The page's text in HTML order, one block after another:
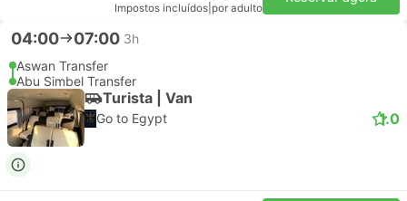
Impostos incluídos por adulto
04:00 07:00 3h
Aswan Transfer
Abu Simbel Transfer
Turista | Van
Go to Egypt 1.0